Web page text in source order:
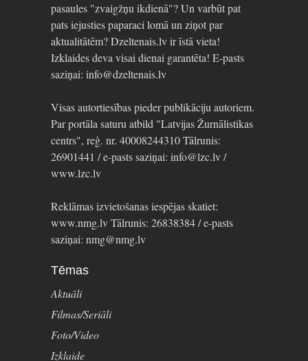
pasaules "zvaigžņu ikdienā"? Un varbūt pat
pats iejusties paparaci lomā un ziņot par
aktualitātēm? Dzeltenais.lv ir īstā vieta!
Izklaides deva visai dienai garantēta! E-pasts
saziņai: info@dzeltenais.lv
Visas autortiesības pieder publikāciju autoriem.
Par portāla saturu atbild "Latvijas Žurnālistikas
centrs", reģ. nr. 40008244310 Tālrunis:
26901441 / e-pasts saziņai: info@lzc.lv /
www.lzc.lv
Reklāmas izvietošanas iespējas skatiet:
www.nmg.lv Tālrunis: 26838384 / e-pasts
saziņai: nmg@nmg.lv
Tēmas
Aktuāli
Filmas/Seriāli
Foto/Video
Izklaide